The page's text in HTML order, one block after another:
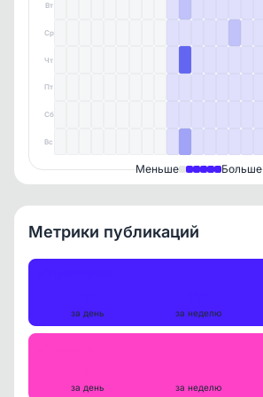
Вт
Ср
Чт
Пт
Сб
Вс
Меньше Больше
Метрики публикаций
за день за неделю
за день за неделю